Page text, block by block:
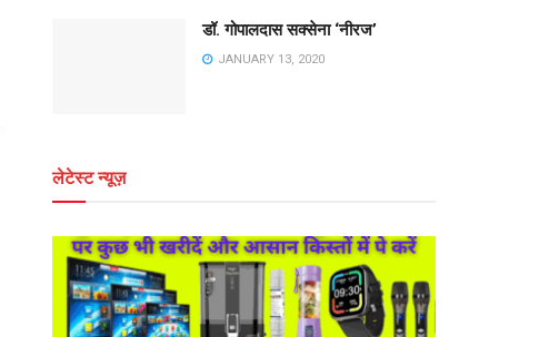
डॉ. गोपालदास सक्सेना ‘नीरज’
JANUARY 13, 2020
लेटेस्ट न्यूज़